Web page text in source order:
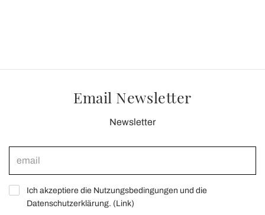
Email Newsletter
Newsletter
Ich akzeptiere die Nutzungsbedingungen und die
Datenschutzerklärung. (Link)